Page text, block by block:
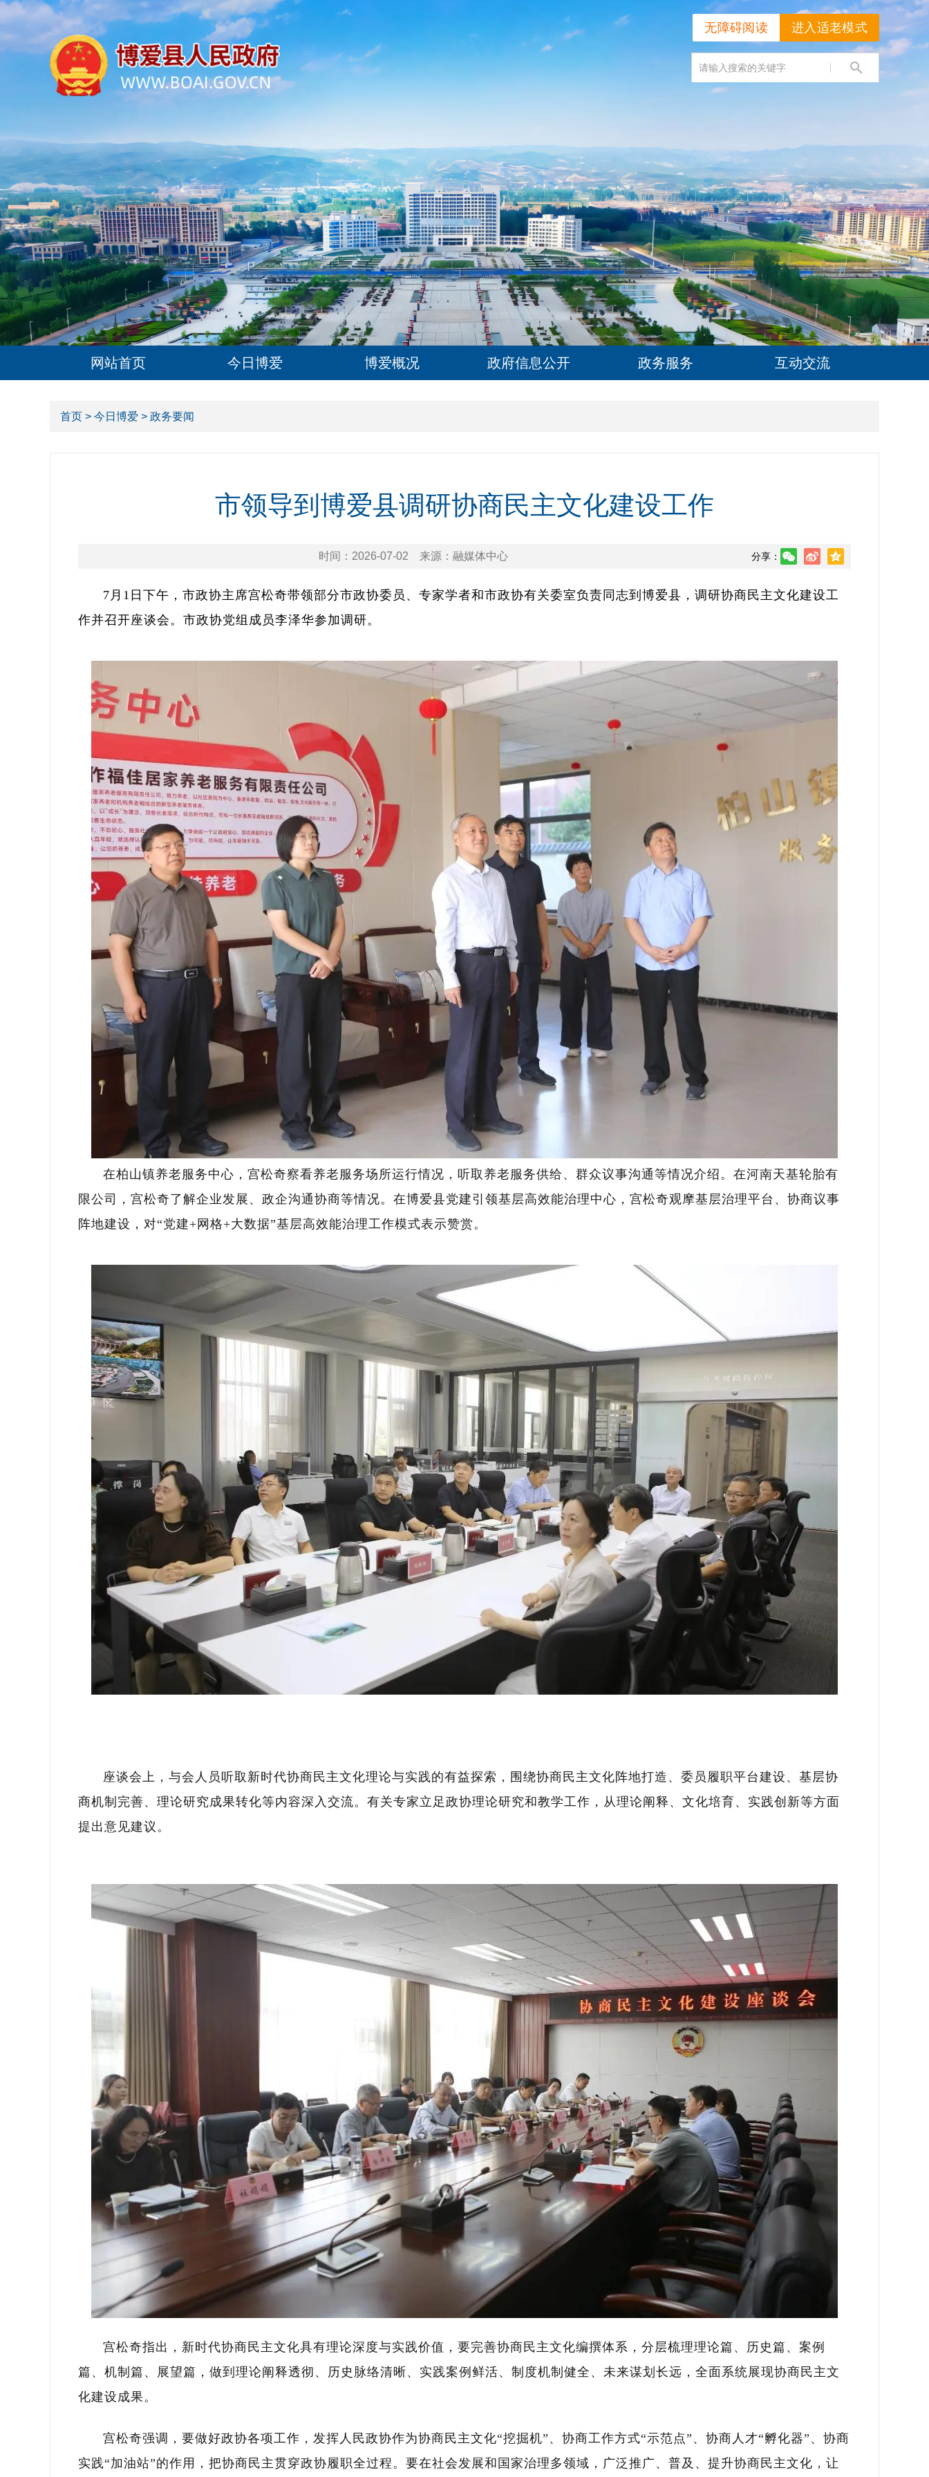
进入适老模式
无障碍阅读
网站首页 今日博爱 博爱概况 政府信息公开 政务服务 互动交流
首页 > 今日博爱 > 政务要闻
市领导到博爱县调研协商民主文化建设工作
时间：2026-07-02 来源：融媒体中心 分享：
7月1日下午，市政协主席宫松奇带领部分市政协委员、专家学者和市政协有关委室负责同志到博爱县，调研协商民主文化建设工
作并召开座谈会。市政协党组成员李泽华参加调研。
在柏山镇养老服务中心，宫松奇察看养老服务场所运行情况，听取养老服务供给、群众议事沟通等情况介绍。在河南天基轮胎有
限公司，宫松奇了解企业发展、政企沟通协商等情况。在博爱县党建引领基层高效能治理中心，宫松奇观摩基层治理平台、协商议事
阵地建设，对“党建+网格+大数据”基层高效能治理工作模式表示赞赏。
座谈会上，与会人员听取新时代协商民主文化理论与实践的有益探索，围绕协商民主文化阵地打造、委员履职平台建设、基层协
商机制完善、理论研究成果转化等内容深入交流。有关专家立足政协理论研究和教学工作，从理论阐释、文化培育、实践创新等方面
提出意见建议。
宫松奇指出，新时代协商民主文化具有理论深度与实践价值，要完善协商民主文化编撰体系，分层梳理理论篇、历史篇、案例
篇、机制篇、展望篇，做到理论阐释透彻、历史脉络清晰、实践案例鲜活、制度机制健全、未来谋划长远，全面系统展现协商民主文
化建设成果。
宫松奇强调，要做好政协各项工作，发挥人民政协作为协商民主文化“挖掘机”、协商工作方式“示范点”、协商人才“孵化器”、协商
实践“加油站”的作用，把协商民主贯穿政协履职全过程。要在社会发展和国家治理多领域，广泛推广、普及、提升协商民主文化，让